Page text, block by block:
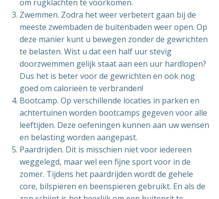
om rugklachten te voorkomen.
Zwemmen. Zodra het weer verbetert gaan bij de
meeste zwembaden de buitenbaden weer open. Op
deze manier kunt u bewegen zonder de gewrichten
te belasten. Wist u dat een half uur stevig
doorzwemmen gelijk staat aan een uur hardlopen?
Dus het is beter voor de gewrichten en ook nog
goed om calorieën te verbranden!
Bootcamp. Op verschillende locaties in parken en
achtertuinen worden bootcamps gegeven voor alle
leeftijden. Deze oefeningen kunnen aan uw wensen
en belasting worden aangepast.
Paardrijden. Dit is misschien niet voor iedereen
weggelegd, maar wel een fijne sport voor in de
zomer. Tijdens het paardrijden wordt de gehele
core, bilspieren en beenspieren gebruikt. En als de